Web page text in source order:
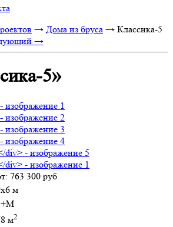
→ Дома из бруса → Классика-5
→
5»
763 300 руб
м
м2